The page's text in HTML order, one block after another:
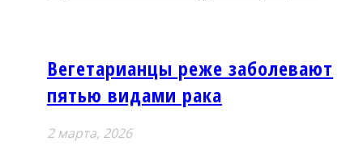
Вегетарианцы реже заболевают
пятью видами рака
2 мартa, 2026